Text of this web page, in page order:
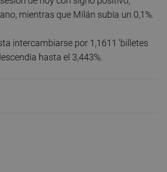
mientras que Milán subía un 0,1%.
intercambiarse por 1,1611 'billetes
hasta el 3,443%.